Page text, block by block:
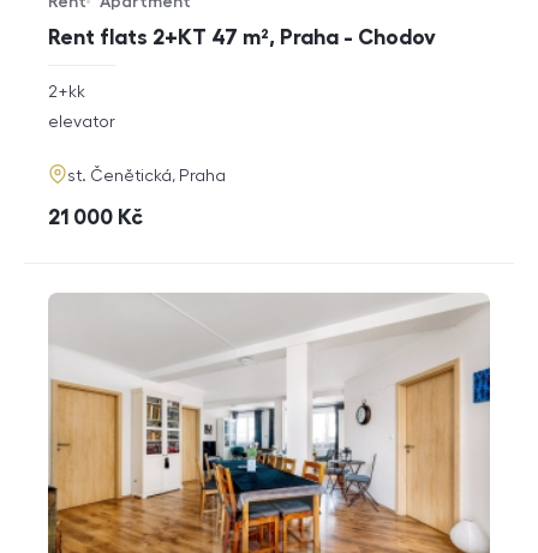
Rent flats 2+KT 47 m², Praha - Chodov
Offer type
Property type
rozměry
disposition
2+kk
funkce
elevator
adresa
st. Čenětická, Praha
cena
21 000 Kč